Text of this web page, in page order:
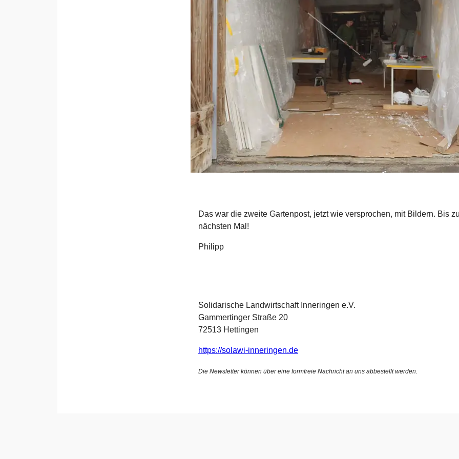
Das war die zweite Gartenpost, jetzt wie versprochen, mit Bildern. Bis
nächsten Mal!
Philipp
Solidarische Landwirtschaft Inneringen e.V.
Gammertinger Straße 20
72513 Hettingen
https://solawi-inneringen.de
Die Newsletter können über eine formfreie Nachricht an uns abbestellt werden.